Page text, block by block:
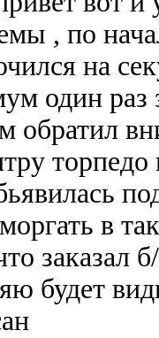
, по
на
один раз
обратил
торпедо
в
заказал
будет